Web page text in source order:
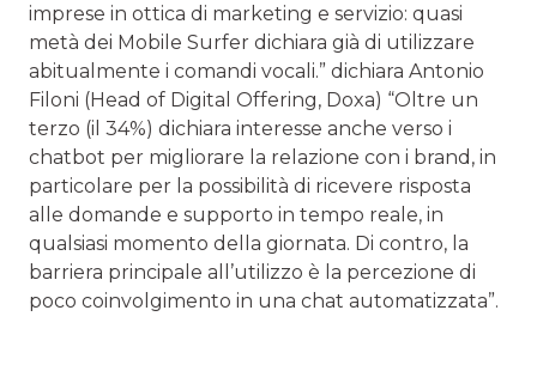
imprese in ottica di marketing e servizio: quasi
metà dei Mobile Surfer dichiara già di utilizzare
abitualmente i comandi vocali.” dichiara Antonio
Filoni (Head of Digital Offering, Doxa) “Oltre un
terzo (il 34%) dichiara interesse anche verso i
chatbot per migliorare la relazione con i brand, in
particolare per la possibilità di ricevere risposta
alle domande e supporto in tempo reale, in
qualsiasi momento della giornata. Di contro, la
barriera principale all’utilizzo è la percezione di
poco coinvolgimento in una chat automatizzata”.